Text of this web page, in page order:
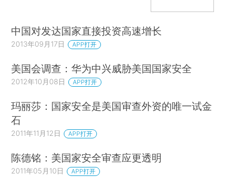
中国对发达国家直接投资高速增长
2013年09月17日 APP打开
美国会调查：华为中兴威胁美国国家安全
2012年10月08日 APP打开
玛丽莎：国家安全是美国审查外资的唯一试金
石
2011年11月12日 APP打开
陈德铭：美国家安全审查应更透明
2011年05月10日 APP打开